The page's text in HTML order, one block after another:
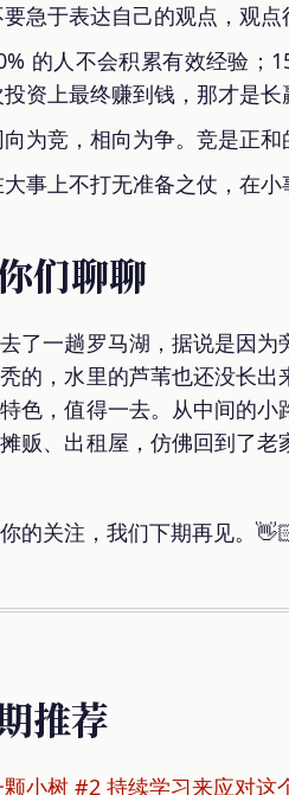
要急于表达自己的观点，观
的人不会积累有效经验；
投资上最终赚到钱，那才是长
向为竞，相向为争。竞是正
大事上不打无准备之仗，在
们聊聊
了一趟罗马湖，据说是因
的，水里的芦苇也还没长
色，值得一去。从中间的
贩、出租屋，仿佛回到了
的关注，我们下期再见。
推荐
颗小树 #2 持续学习来应对这